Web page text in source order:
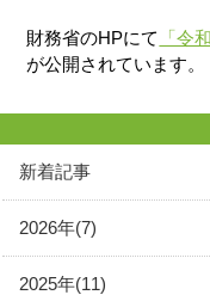
財務省のHPにて 「令
が公開されています。
新着記事
2026年(7)
2025年(11)